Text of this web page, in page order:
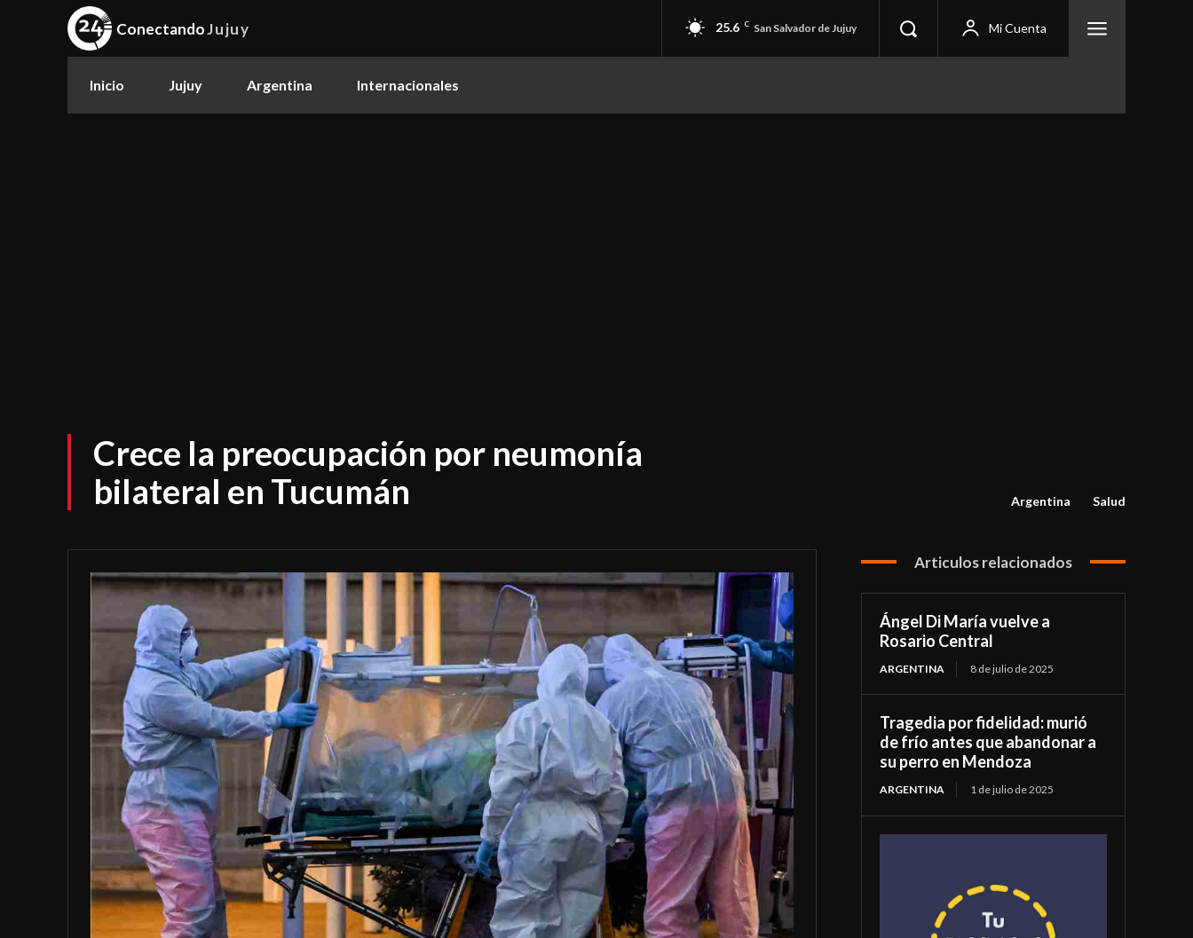
ConectandoJujuy 25.6 C San Salvador de Jujuy Mi Cuenta
Inicio Jujuy Argentina Internacionales
Crece la preocupación por neumonía
bilateral en Tucumán
Argentina Salud
Articulos relacionados
Ángel Di María vuelve a
Rosario Central
ARGENTINA 8 de julio de 2025
Tragedia por fidelidad: murió
de frío antes que abandonar a
su perro en Mendoza
ARGENTINA 1 de julio de 2025